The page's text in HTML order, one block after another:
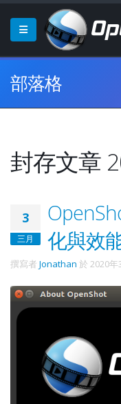
部落格
封存文章
3
三月
化與效
撰寫者 Jonathan 於 2020年